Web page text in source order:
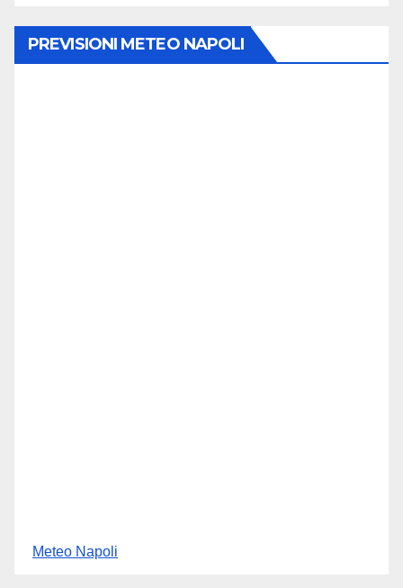
PREVISIONI METEO NAPOLI
Meteo Napoli